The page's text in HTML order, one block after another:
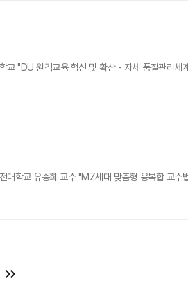
교 "DU 원격교육 혁신 및 확산 - 자체 품질관리체
대학교 유승희 교수 "MZ세대 맞춤형 융복합 교수